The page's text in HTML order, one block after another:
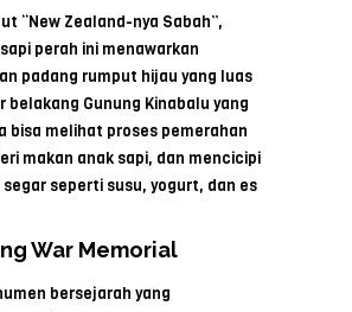
“New Zealand-nya Sabah”,
perah ini menawarkan
padang rumput hijau yang luas
belakang Gunung Kinabalu yang
bisa melihat proses pemerahan
makan anak sapi, dan mencicipi
segar seperti susu, yogurt, dan es
War Memorial
bersejarah yang